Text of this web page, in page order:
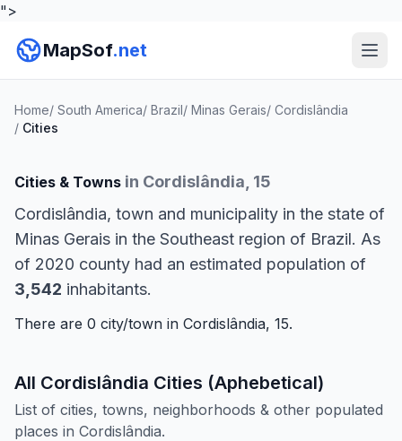
">
MapSof.net
Home/ South America/ Brazil/ Minas Gerais/ Cordislândia
/ Cities
Cities & Towns in Cordislândia, 15
Cordislândia, town and municipality in the state of
Minas Gerais in the Southeast region of Brazil. As
of 2020 county had an estimated population of
3,542 inhabitants.
There are 0 city/town in Cordislândia, 15.
All Cordislândia Cities (Aphebetical)
List of cities, towns, neighborhoods & other populated
places in Cordislândia.